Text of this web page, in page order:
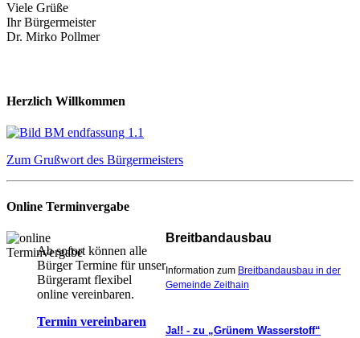
Viele Grüße
Ihr Bürgermeister
Dr. Mirko Pollmer
Herzlich Willkommen
Zum Grußwort des Bürgermeisters
Online Terminvergabe
Ab sofort können alle
Bürger Termine für unser
Bürgeramt flexibel
online vereinbaren.
Termin vereinbaren
Breitbandausbau
Information zum Breitbandausbau in der
Gemeinde Zeithain
Ja!! - zu „Grünem Wasserstoff“